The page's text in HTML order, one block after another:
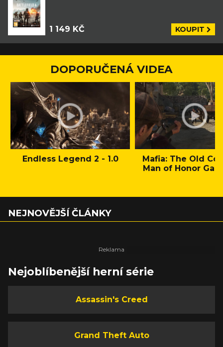
1 149 KČ KOUPIT
DOPORUČENÁ VIDEA
Endless Legend 2 - 1.0
Mafia: The Old
Man of Honor
NEJNOVĚJŠÍ ČLÁNKY
Nejoblíbenější herní série
Assassin's Creed
Grand Theft Auto